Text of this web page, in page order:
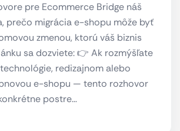
pre Ecommerce Bridge náš
prečo migrácia e-shopu môže byť
zmenou, ktorú váš biznis
sa dozviete: 👉 Ak rozmýšľate
redizajnom alebo
e-shopu — tento rozhovor
postre…